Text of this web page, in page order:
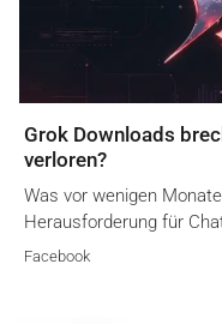
Grok Downloads
verloren?
Was vor wenigen
Herausforderung für
Facebook